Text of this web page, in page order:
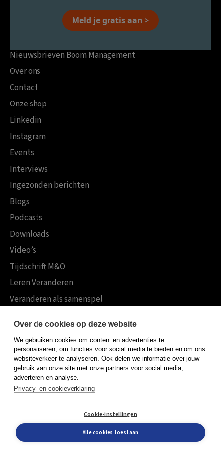
Meld je gratis aan >
Nieuwsbrieven Boom Management
Over ons
Contact
Onze shop
Linkedin
Instagram
Events
Interviews
Ingezonden berichten
Blogs
Podcasts
Downloads
Video’s
Tijdschrift M&O
Leren Veranderen
Veranderen als samenspel
Koninklijke Boom uitgevers
Boom Psychologie
Boom Hoger Onderwijs
Privacy policy
Cookieverklaring
© Boom uitgevers 2026
Over de cookies op deze website
We gebruiken cookies om content en advertenties te
personaliseren, om functies voor social media te bieden en om ons
websiteverkeer te analyseren. Ook delen we informatie over jouw
gebruik van onze site met onze partners voor social media,
adverteren en analyse.
Privacy- en cookieverklaring
Cookie-instellingen
Alle cookies toestaan